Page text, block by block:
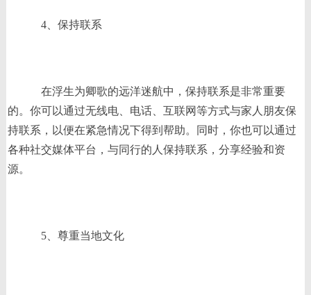
4、保持联系
在浮生为卿歌的远洋迷航中，保持联系是非常重要
的。你可以通过无线电、电话、互联网等方式与家人朋友保
持联系，以便在紧急情况下得到帮助。同时，你也可以通过
各种社交媒体平台，与同行的人保持联系，分享经验和资
源。
5、尊重当地文化